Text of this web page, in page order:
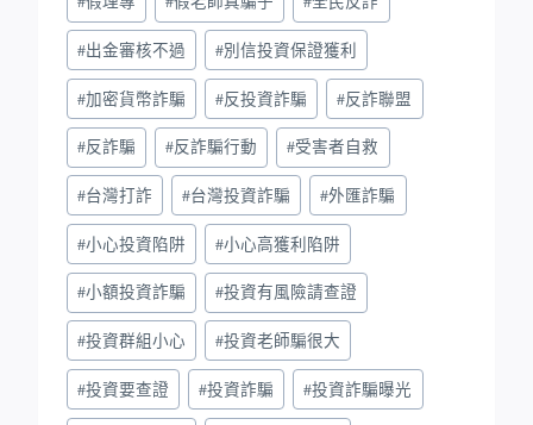
#出金審核不過 #別信投資保證獲利
#加密貨幣詐騙 #反投資詐騙 #反詐聯盟
#反詐騙 #反詐騙行動 #受害者自救
#台灣打詐 #台灣投資詐騙 #外匯詐騙
#小心投資陷阱 #小心高獲利陷阱
#小額投資詐騙 #投資有風險請查證
#投資群組小心 #投資老師騙很大
#投資要查證 #投資詐騙 #投資詐騙曝光